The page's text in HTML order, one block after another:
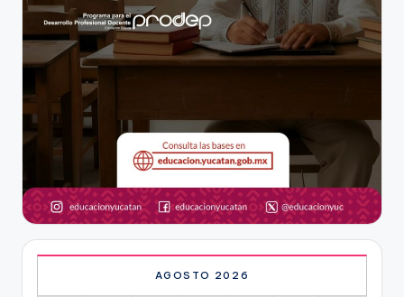
AGOSTO 2026